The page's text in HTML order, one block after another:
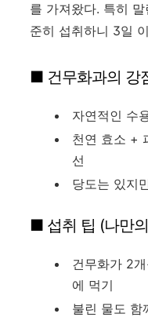
를 가져왔다. 특히
준히 섭취하니 3일
■ 건무화과의 강
자연적인 수
천연 효소 +
선
당도는 있지
■ 섭취 팁 (나만
건무화가 2
에 먹기
불린 물도 함